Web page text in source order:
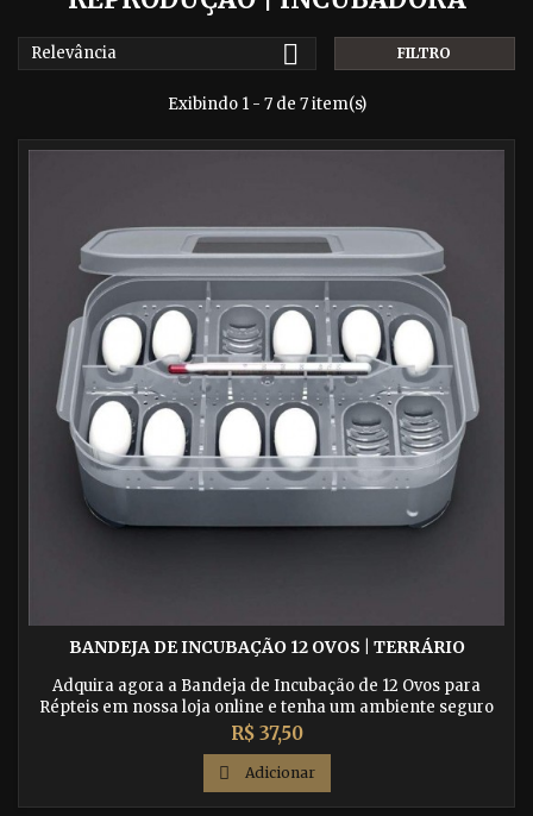
Relevância  FILTRO
Exibindo 1 - 7 de 7 item(s)
BANDEJA DE INCUBAÇÃO 12 OVOS | TERRÁRIO
Adquira agora a Bandeja de Incubação de 12 Ovos para
Répteis em nossa loja online e tenha um ambiente seguro
para a incubação de seus ovos de porgona, gecko, iguana,
jabuti, cobras e outros répteis. Confira nossos cuidados
recomendados para garantir um processo de incubação
bem-sucedido.
Preço
R$ 37,50
 Adicionar